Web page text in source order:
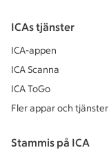
ICAs tjänster
ICA-appen
ICA Scanna
ICA ToGo
Fler appar och tjänster
Stammis på ICA